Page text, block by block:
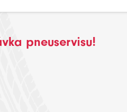
pneuservisu!